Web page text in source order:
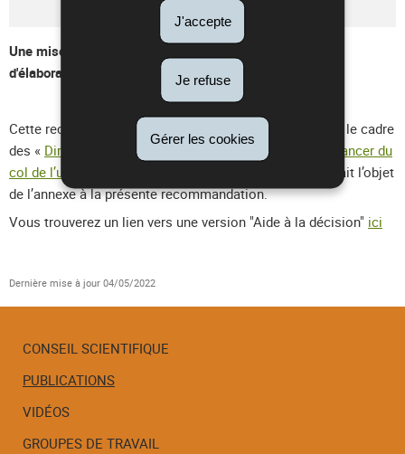
J'accepte
Je refuse
Gérer les cookies
Une mise à jour de cette recommandation est en cours
d'élaboration.
Cette recommandation se base sur le texte rédigé dans le cadre
des « Directives pour la Prévention et le Dépistage du cancer du
col de l’utérus
», action du Plan cancer 2014-2018, qui fait l’objet
de l’annexe à la présente recommandation.
Vous trouverez un lien vers une version "Aide à la décision" ici
Dernière mise à jour 04/05/2022
Menu
de
navigation
CONSEIL SCIENTIFIQUE
PUBLICATIONS
VIDÉOS
GROUPES DE TRAVAIL